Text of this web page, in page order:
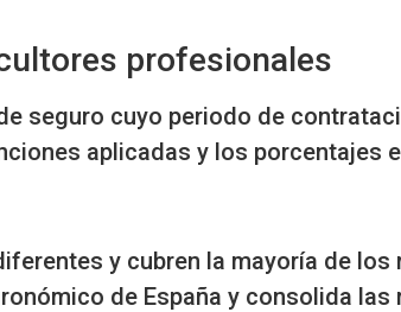
profesionales
seguro cuyo periodo de
aplicadas y los porcentajes
y cubren la mayoría de
de España y consolida las